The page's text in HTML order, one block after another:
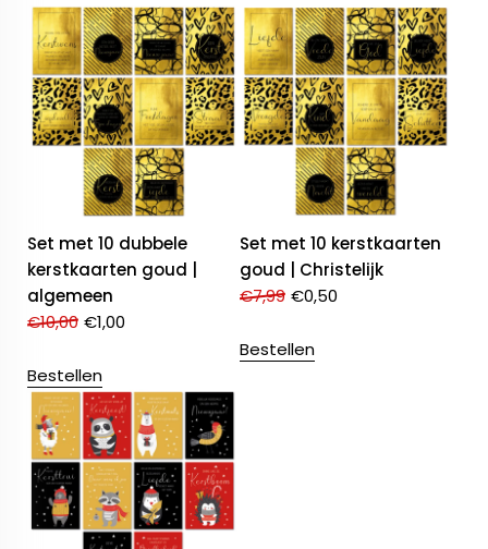
Set met 10 dubbele
kerstkaarten goud |
algemeen
€10,00 €1,00
Bestellen
Set met 10 kerstkaarten
goud | Christelijk
€7,99 €0,50
Bestellen